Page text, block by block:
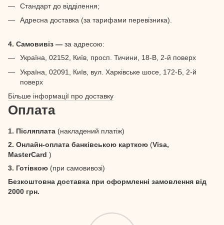
Стандарт до відділення;
Адресна доставка (за тарифами перевізника).
4. Самовивіз — за адресою:
Україна, 02152, Київ, просп. Тичини, 18-В, 2-й поверх
Україна, 02091, Київ, вул. Харківське шосе, 172-Б, 2-й
поверх
Більше інформації про доставку
Оплата
1. Післяплата (накладений платіж)
2. Онлайн-оплата банківською карткою (Visa,
MasterCard )
3. Готівкою (при самовивозі)
Безкоштовна доставка при оформленні замовлення від
2000 грн.